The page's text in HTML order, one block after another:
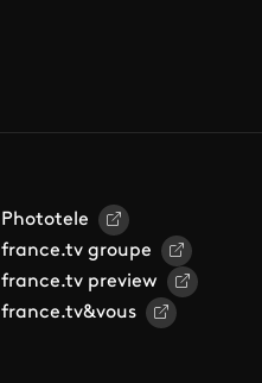
Phototele
france.tv groupe
france.tv preview
france.tv&vous